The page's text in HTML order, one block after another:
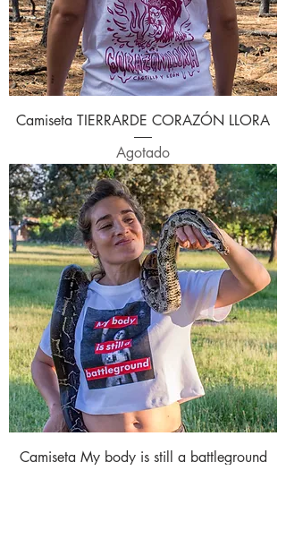
Camiseta TIERRARDE CORAZÓN LLORA
Agotado
Camiseta My body is still a battleground